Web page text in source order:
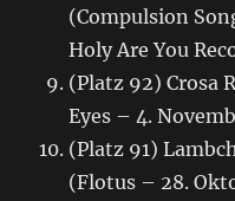
(Compulsion
Holy Are You
(Platz 92) Crosa
Eyes – 4.
(Platz 91)
(Flotus – 28.